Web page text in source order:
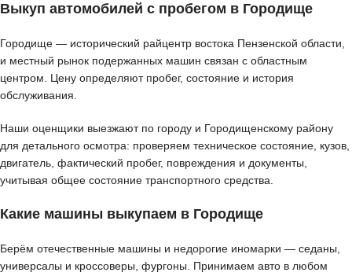
Выкуп автомобилей с пробегом в Городище
Городище — исторический райцентр востока Пензенской области,
и местный рынок подержанных машин связан с областным
центром. Цену определяют пробег, состояние и история
обслуживания.
Наши оценщики выезжают по городу и Городищенскому району
для детального осмотра: проверяем техническое состояние, кузов,
двигатель, фактический пробег, повреждения и документы,
учитывая общее состояние транспортного средства.
Какие машины выкупаем в Городище
Берём отечественные машины и недорогие иномарки — седаны,
универсалы и кроссоверы, фургоны. Принимаем авто в любом